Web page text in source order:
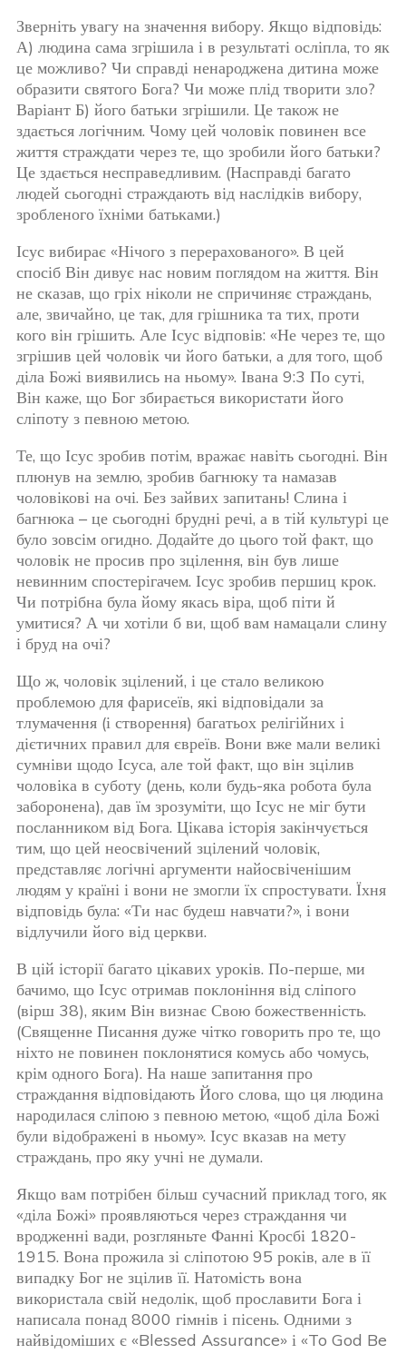
Зверніть увагу на значення вибору. Якщо відповідь:
А) людина сама згрішила і в результаті осліпла, то як
це можливо? Чи справді ненароджена дитина може
образити святого Бога? Чи може плід творити зло?
Варіант Б) його батьки згрішили. Це також не
здається логічним. Чому цей чоловік повинен все
життя страждати через те, що зробили його батьки?
Це здається несправедливим. (Насправді багато
людей сьогодні страждають від наслідків вибору,
зробленого їхніми батьками.)
Ісус вибирає «Нічого з перерахованого». В цей
спосіб Він дивує нас новим поглядом на життя. Він
не сказав, що гріх ніколи не спричиняє страждань,
але, звичайно, це так, для грішника та тих, проти
кого він грішить. Але Ісус відповів: «Не через те, що
згрішив цей чоловік чи його батьки, а для того, щоб
діла Божі виявились на ньому». Івана 9:3 По суті,
Він каже, що Бог збирається використати його
сліпоту з певною метою.
Те, що Ісус зробив потім, вражає навіть сьогодні. Він
плюнув на землю, зробив багнюку та намазав
чоловікові на очі. Без зайвих запитань! Слина і
багнюка – це сьогодні брудні речі, а в тій культурі це
було зовсім огидно. Додайте до цього той факт, що
чоловік не просив про зцілення, він був лише
невинним спостерігачем. Ісус зробив першиц крок.
Чи потрібна була йому якась віра, щоб піти й
умитися? А чи хотіли б ви, щоб вам намацали слину
і бруд на очі?
Що ж, чоловік зцілений, і це стало великою
проблемою для фарисеїв, які відповідали за
тлумачення (і створення) багатьох релігійних і
дієтичних правил для євреїв. Вони вже мали великі
сумніви щодо Ісуса, але той факт, що він зцілив
чоловіка в суботу (день, коли будь-яка робота була
заборонена), дав їм зрозуміти, що Ісус не міг бути
посланником від Бога. Цікава історія закінчується
тим, що цей неосвічений зцілений чоловік,
представляє логічні аргументи найосвіченішим
людям у країні і вони не змогли їх спростувати. Їхня
відповідь була: «Ти нас будеш навчати?», і вони
відлучили його від церкви.
В цій історії багато цікавих уроків. По-перше, ми
бачимо, що Ісус отримав поклоніння від сліпого
(вірш 38), яким Він визнає Свою божественність.
(Священне Писання дуже чітко говорить про те, що
ніхто не повинен поклонятися комусь або чомусь,
крім одного Бога). На наше запитання про
страждання відповідають Його слова, що ця людина
народилася сліпою з певною метою, «щоб діла Божі
були відображені в ньому». Ісус вказав на мету
страждань, про яку учні не думали.
Якщо вам потрібен більш сучасний приклад того, як
«діла Божі» проявляються через страждання чи
вродженні вади, розгляньте Фанні Кросбі 1820-
1915. Вона прожила зі сліпотою 95 років, але в її
випадку Бог не зцілив її. Натомість вона
використала свій недолік, щоб прославити Бога і
написала понад 8000 гімнів і пісень. Одними з
найвідоміших є «Blessed Assurance» і «To God Be